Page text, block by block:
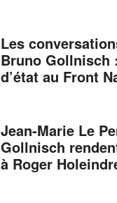
Les
Bruno Gollnisch
d’état au Front
Jean-Marie Le
Gollnisch
à Roger